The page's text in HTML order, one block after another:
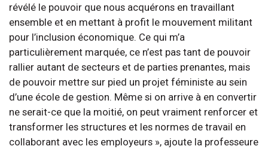
révélé le pouvoir que nous acquérons en travaillant
ensemble et en mettant à profit le mouvement militant
pour l’inclusion économique. Ce qui m’a
particulièrement marquée, ce n’est pas tant de pouvoir
rallier autant de secteurs et de parties prenantes, mais
de pouvoir mettre sur pied un projet féministe au sein
d’une école de gestion. Même si on arrive à en convertir
ne serait-ce que la moitié, on peut vraiment renforcer et
transformer les structures et les normes de travail en
collaborant avec les employeurs », ajoute la professeure